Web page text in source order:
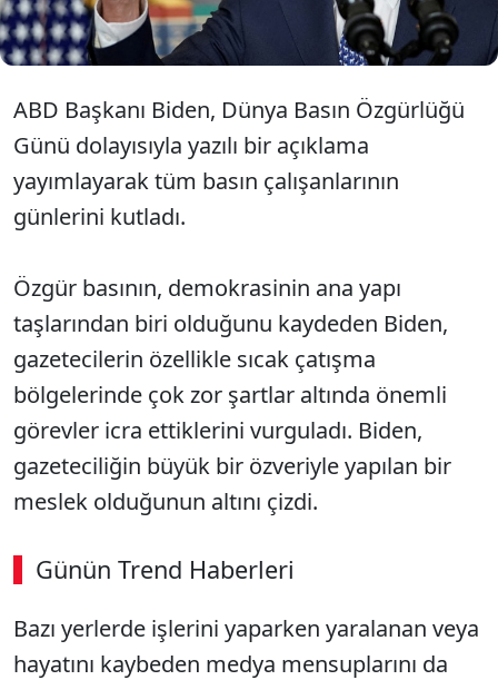
savaştı." ifadelerini kullandı.
ABD Başkanı Biden, Dünya Basın Özgürlüğü
Günü dolayısıyla yazılı bir açıklama
yayımlayarak tüm basın çalışanlarının
günlerini kutladı.
Özgür basının, demokrasinin ana yapı
taşlarından biri olduğunu kaydeden Biden,
gazetecilerin özellikle sıcak çatışma
bölgelerinde çok zor şartlar altında önemli
görevler icra ettiklerini vurguladı. Biden,
gazeteciliğin büyük bir özveriyle yapılan bir
meslek olduğunun altını çizdi.
Günün Trend Haberleri
Bazı yerlerde işlerini yaparken yaralanan veya
hayatını kaybeden medya mensuplarını da